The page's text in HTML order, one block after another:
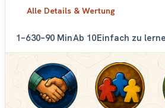
Alle Details & Wertung
1–630–90 MinAb 10Einfach zu